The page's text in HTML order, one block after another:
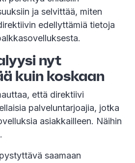
ja selvittää, miten
edellyttämiä tietoja
nyt
kuin koskaan
että direktiivi
palveluntarjoajia, jotka
asiakkailleen. Näihin
saamaan